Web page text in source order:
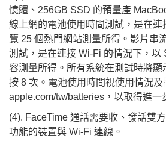
憶體、256GB SSD 的預量產
線上網的電池使用時間測試，是在連
覽 25 個熱門網站測量所得。影片串
測試，是在連接 Wi-Fi 的情況下，以
容測量所得。所有系統在測試時將
按 8 次。電池使用時間視使用情況
apple.com/tw/batteries，以取得進一
(4). FaceTime 通話需要收、發話雙
功能的裝置與 Wi-Fi 連線。